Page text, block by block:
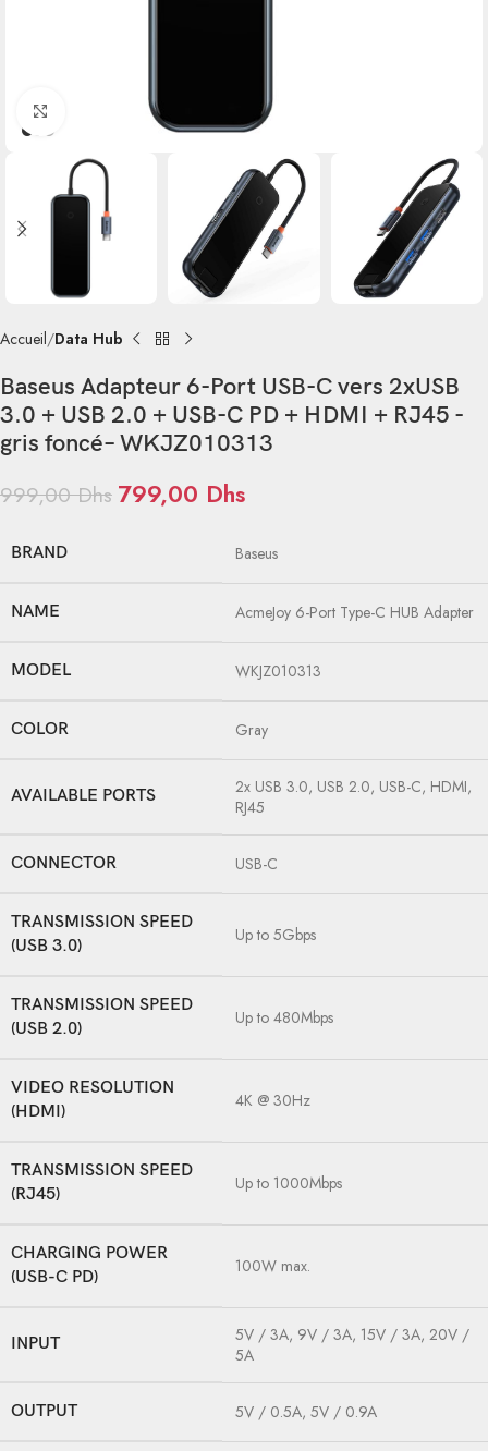
Click to enlarge
Accueil Data Hub
Baseus Adapteur 6-Port USB-C vers 2xUSB
3.0 + USB 2.0 + USB-C PD + HDMI + RJ45 -
gris foncé– WKJZ010313
999,00Dhs 799,00 Dhs
BRAND Baseus
NAME AcmeJoy 6-Port Type-C HUB Adapter
MODEL WKJZ010313
COLOR Gray
AVAILABLE PORTS
2x USB 3.0, USB 2.0, USB-C, HDMI,
RJ45
CONNECTOR USB-C
TRANSMISSION SPEED
(USB 3.0)
Up to 5Gbps
TRANSMISSION SPEED
(USB 2.0)
Up to 480Mbps
VIDEO RESOLUTION
(HDMI)
4K @ 30Hz
TRANSMISSION SPEED
(RJ45)
Up to 1000Mbps
CHARGING POWER
(USB-C PD)
100W max.
INPUT
5V / 3A, 9V / 3A, 15V / 3A, 20V /
5A
OUTPUT 5V / 0.5A, 5V / 0.9A